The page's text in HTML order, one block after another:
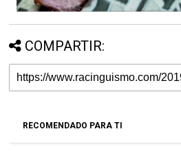
COMPARTIR:
RECOMENDADO PARA TI